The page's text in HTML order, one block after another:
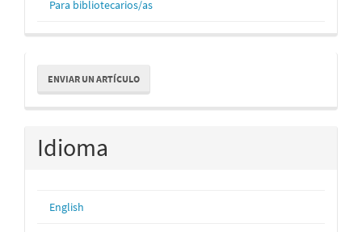
Para bibliotecarios/as
Enviar
un
artículo
ENVIAR UN ARTÍCULO
Idioma
English